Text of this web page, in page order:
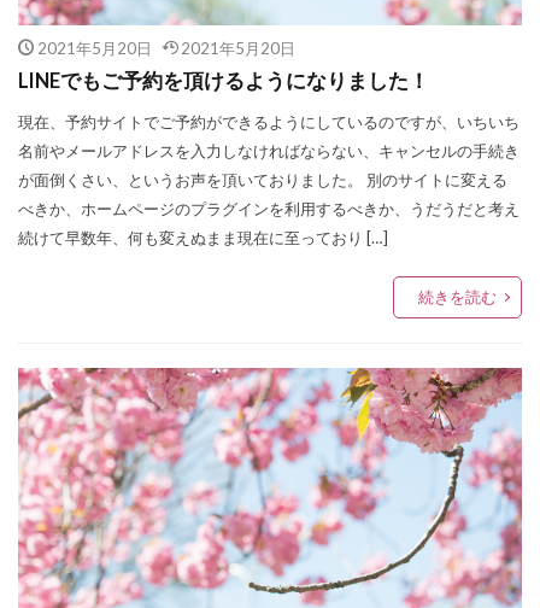
2021年5月20日 2021年5月20日
LINEでもご予約を頂けるようになりました！
現在、予約サイトでご予約ができるようにしているのですが、いちいち
名前やメールアドレスを入力しなければならない、キャンセルの手続き
が面倒くさい、というお声を頂いておりました。 別のサイトに変える
べきか、ホームページのプラグインを利用するべきか、うだうだと考え
続けて早数年、何も変えぬまま現在に至っており […]
続きを読む